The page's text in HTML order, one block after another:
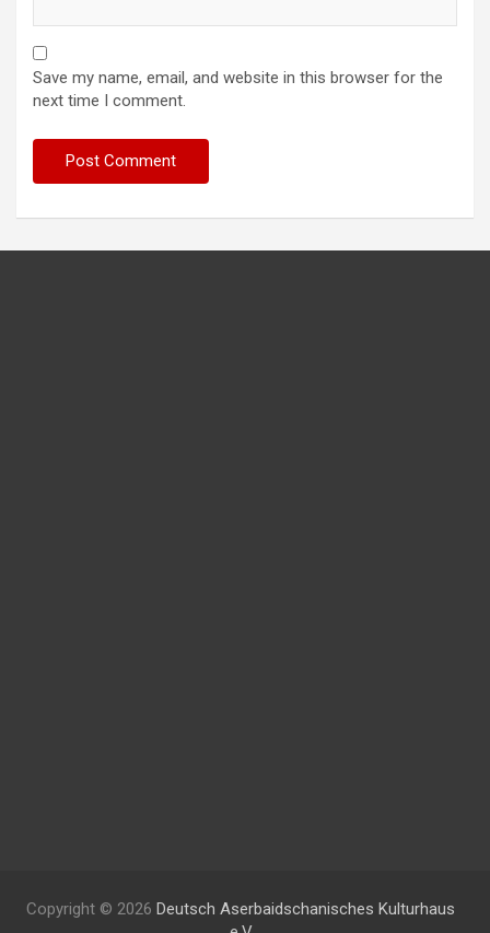
Save my name, email, and website in this browser for the
next time I comment.
Copyright © 2026 Deutsch Aserbaidschanisches Kulturhaus